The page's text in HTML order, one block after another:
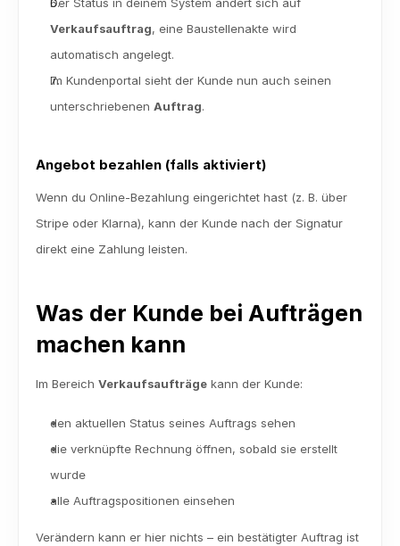
Verkaufsauftrag, eine Baustellenakte wird
automatisch angelegt.
Im Kundenportal sieht der Kunde nun auch seinen
unterschriebenen Auftrag.
Angebot bezahlen (falls aktiviert)
Wenn du Online-Bezahlung eingerichtet hast (z. B. über
Stripe oder Klarna), kann der Kunde nach der Signatur
direkt eine Zahlung leisten.
Was der Kunde bei Aufträgen
machen kann
Im Bereich Verkaufsaufträge kann der Kunde:
den aktuellen Status seines Auftrags sehen
die verknüpfte Rechnung öffnen, sobald sie erstellt
wurde
alle Auftragspositionen einsehen
Verändern kann er hier nichts – ein bestätigter Auftrag ist